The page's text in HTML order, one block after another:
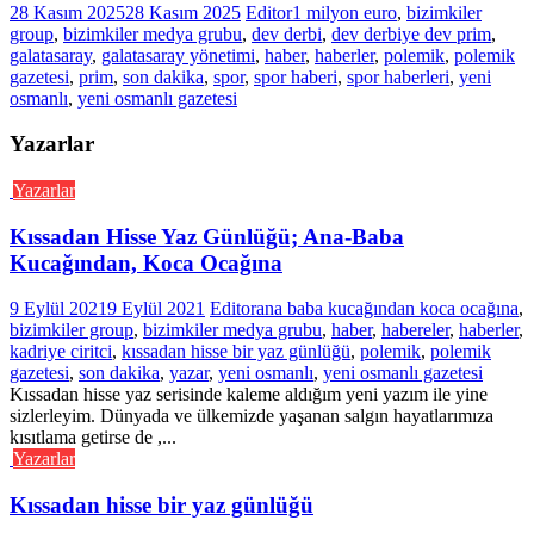
28 Kasım 202528 Kasım 2025 Editor1 milyon euro, bizimkiler
group, bizimkiler medya grubu, dev derbi, dev derbiye dev prim,
galatasaray, galatasaray yönetimi, haber, haberler, polemik, polemik
gazetesi, prim, son dakika, spor, spor haberi, spor haberleri, yeni
osmanlı, yeni osmanlı gazetesi
Yazarlar
Yazarlar
Kıssadan Hisse Yaz Günlüğü; Ana-Baba
Kucağından, Koca Ocağına
9 Eylül 20219 Eylül 2021 Editorana baba kucağından koca ocağına,
bizimkiler group, bizimkiler medya grubu, haber, habereler, haberler,
kadriye ciritci, kıssadan hisse bir yaz günlüğü, polemik, polemik
gazetesi, son dakika, yazar, yeni osmanlı, yeni osmanlı gazetesi
Kıssadan hisse yaz serisinde kaleme aldığım yeni yazım ile yine
sizlerleyim. Dünyada ve ülkemizde yaşanan salgın hayatlarımıza
kısıtlama getirse de ,...
Yazarlar
Kıssadan hisse bir yaz günlüğü